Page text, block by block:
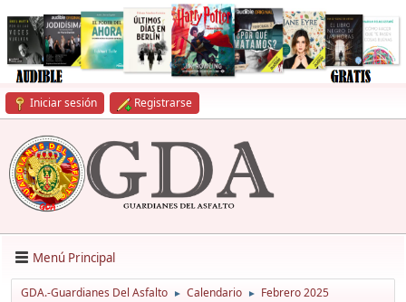
Iniciar sesión Registrarse
Menú Principal
GDA.-Guardianes Del Asfalto ► Calendario ► Febrero 2025